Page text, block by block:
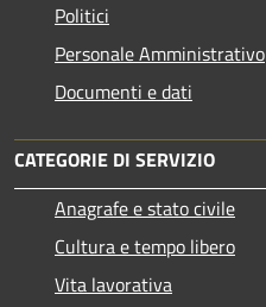
Politici
Personale Amministrativo
Documenti e dati
CATEGORIE DI SERVIZIO
Anagrafe e stato civile
Cultura e tempo libero
Vita lavorativa